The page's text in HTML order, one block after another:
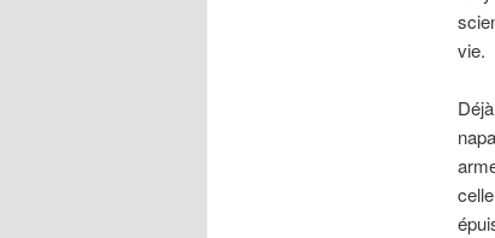
vie.